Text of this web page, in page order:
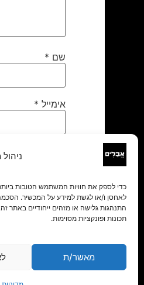
לאחסן ו/או לגשת למידע על המכשיר. הסכמה
התנהגות גלישה או מזהים ייחודיים באתר
תכונות ופונקציות מסוימות.
מאשר/ת
שם *
אימייל *